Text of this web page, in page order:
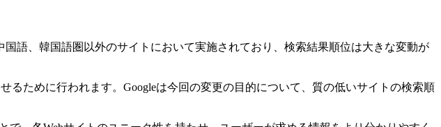
語、韓国語圏以外のサイトにおいて実施されており、検索結果順位は大きな変動が
ために行われます。Googleは今回の変更の目的について、質の低いサイトの検索順